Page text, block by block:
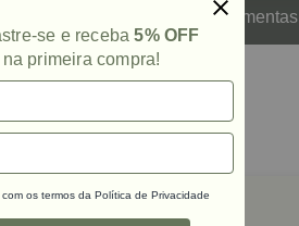
Ferramentas
se e receba5% OFF
na primeira compra!
os termos da Política de Privacidade